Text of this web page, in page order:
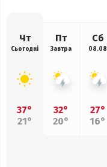
Чт
Сьогодні
37°
21°
Пт
Завтра
32°
20°
Сб
08.08
27°
16°